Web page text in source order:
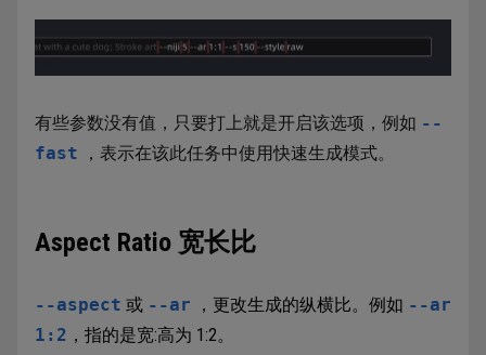
有些参数没有值，只要打上就是开启该选项，例如 --
fast
，表示在该此任务中使用快速生成模式。
Aspect Ratio 宽长比
--aspect 或 --ar ，更改生成的纵横比。例如 --ar
1:2 ，指的是宽:高为 1:2。